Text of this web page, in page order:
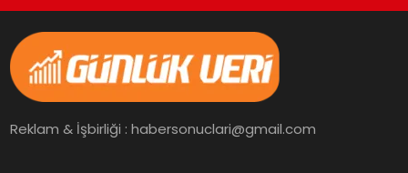
Reklam & İşbirliği : habersonuclari@gmail.com